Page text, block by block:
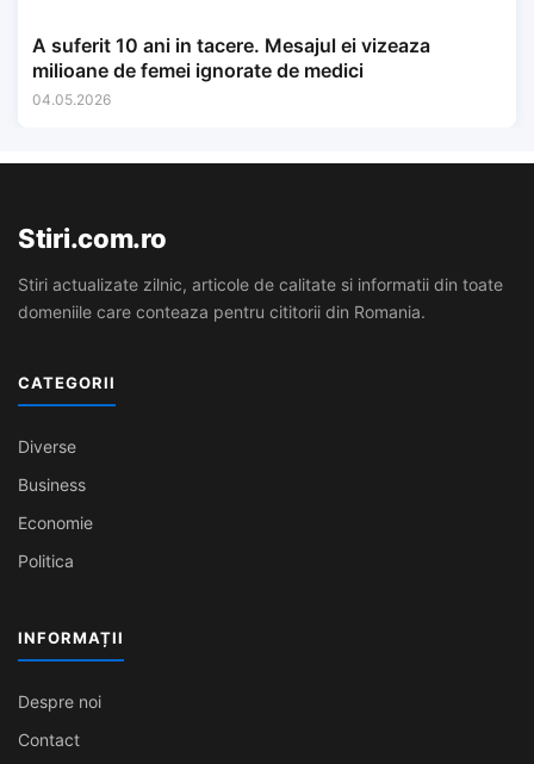
A suferit 10 ani in tacere. Mesajul ei vizeaza
milioane de femei ignorate de medici
04.05.2026
Stiri.com.ro
Stiri actualizate zilnic, articole de calitate si informatii din toate
domeniile care conteaza pentru cititorii din Romania.
CATEGORII
Diverse
Business
Economie
Politica
INFORMAȚII
Despre noi
Contact